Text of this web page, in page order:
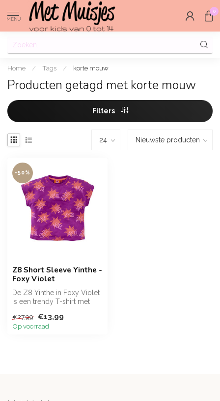
MENU
0
Home / Tags / korte mouw
Producten getagd met korte mouw
Filters
-50%
Z8 Short Sleeve Yinthe -
Foxy Violet
De Z8 Yinthe in Foxy Violet
is een trendy T-shirt met
meisjes....
€27,99 €13,99
Op voorraad